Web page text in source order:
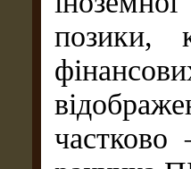
позики,
частково